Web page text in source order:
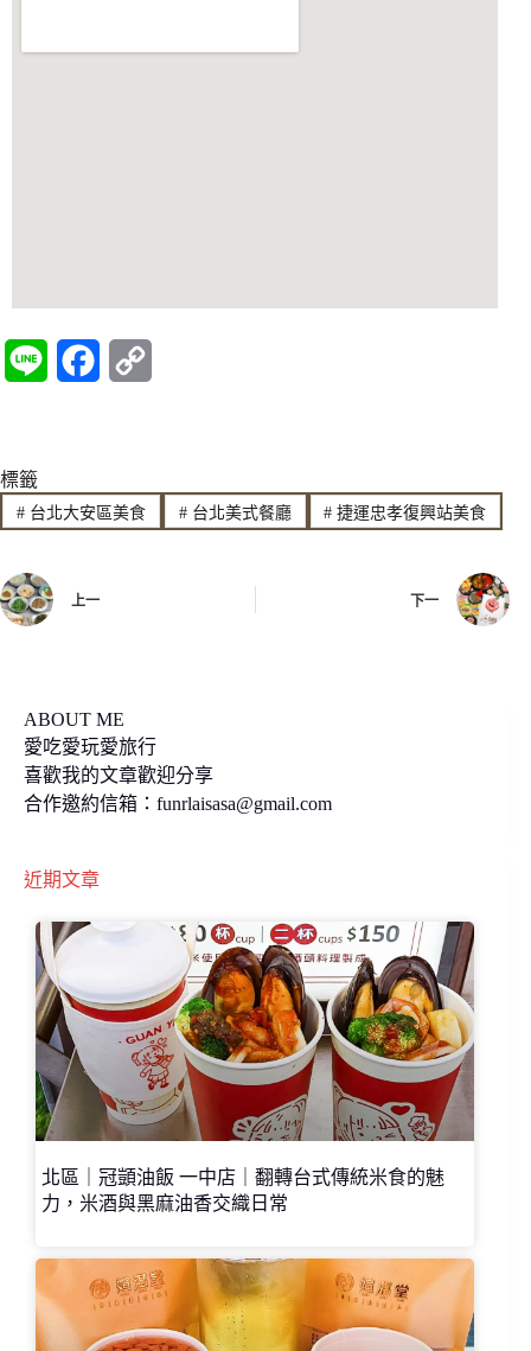
e e
b
y
L
標籤
#台北大安區美食 #台北美式餐廳 # 捷運忠孝復興站美食
上一 下一
ABOUT ME
愛吃愛玩愛旅行
喜歡我的文章歡迎分享
合作邀約信箱： funrlaisasa@gmail.com
近期文章
北區｜冠顗油飯 一中店｜翻轉台式傳統米食的魅
力，米酒與黑麻油香交織日常